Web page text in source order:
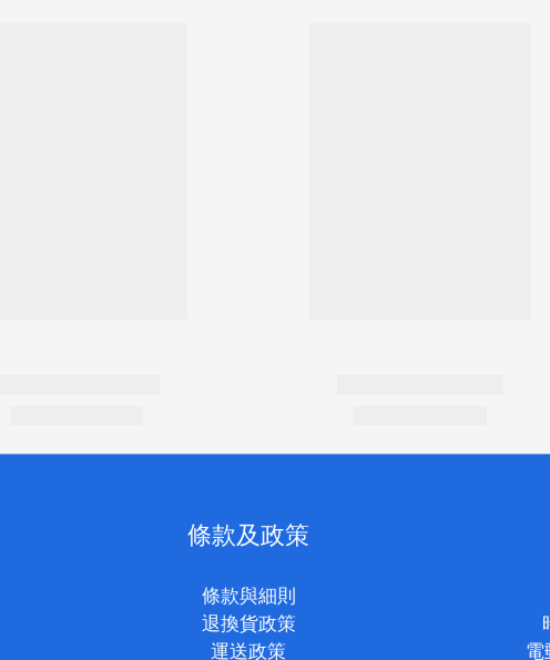
條款及政策
條款與細則
退換貨政策
運送政策
電